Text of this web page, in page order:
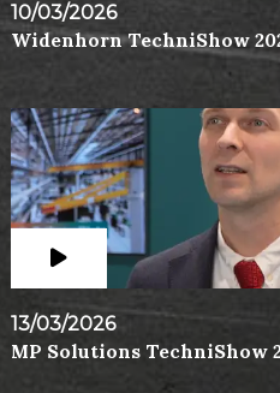
10/03/2026
Widenhorn TechniShow
13/03/2026
MP Solutions TechniShow